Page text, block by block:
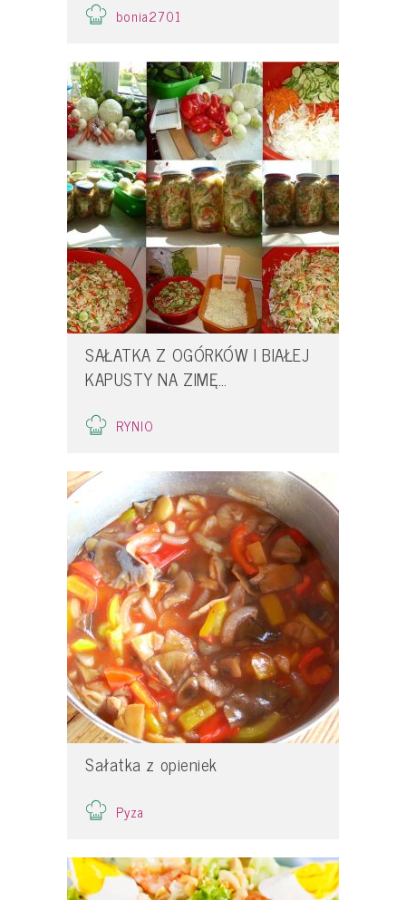
bonia2701
SAŁATKA Z OGÓRKÓW I BIAŁEJ
KAPUSTY NA ZIMĘ…
RYNIO
Sałatka z opieniek
Pyza